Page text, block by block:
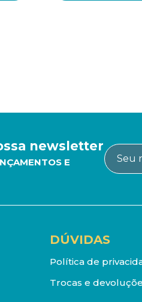
newsletter
E
DÚVIDAS
Política de
Trocas e